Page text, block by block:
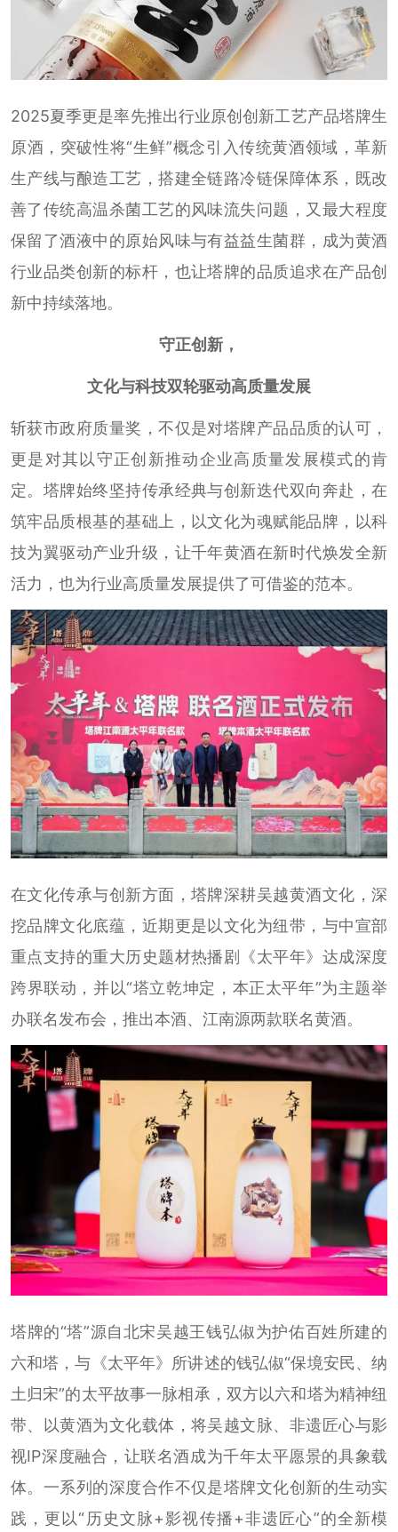
2025夏季更是率先推出行业原创创新工艺产品塔牌生
原酒，突破性将“生鲜”概念引入传统黄酒领域，革新
生产线与酿造工艺，搭建全链路冷链保障体系，既改
善了传统高温杀菌工艺的风味流失问题，又最大程度
保留了酒液中的原始风味与有益益生菌群，成为黄酒
行业品类创新的标杆，也让塔牌的品质追求在产品创
新中持续落地。
守正创新，
文化与科技双轮驱动高质量发展
斩获市政府质量奖，不仅是对塔牌产品品质的认可，
更是对其以守正创新推动企业高质量发展模式的肯
定。塔牌始终坚持传承经典与创新迭代双向奔赴，在
筑牢品质根基的基础上，以文化为魂赋能品牌，以科
技为翼驱动产业升级，让千年黄酒在新时代焕发全新
活力，也为行业高质量发展提供了可借鉴的范本。
在文化传承与创新方面，塔牌深耕吴越黄酒文化，深
挖品牌文化底蕴，近期更是以文化为纽带，与中宣部
重点支持的重大历史题材热播剧《太平年》达成深度
跨界联动，并以“塔立乾坤定，本正太平年”为主题举
办联名发布会，推出本酒、江南源两款联名黄酒。
塔牌的“塔”源自北宋吴越王钱弘俶为护佑百姓所建的
六和塔，与《太平年》所讲述的钱弘俶“保境安民、纳
土归宋”的太平故事一脉相承，双方以六和塔为精神纽
带、以黄酒为文化载体，将吴越文脉、非遗匠心与影
视IP深度融合，让联名酒成为千年太平愿景的具象载
体。一系列的深度合作不仅是塔牌文化创新的生动实
践，更以“历史文脉+影视传播+非遗匠心”的全新模